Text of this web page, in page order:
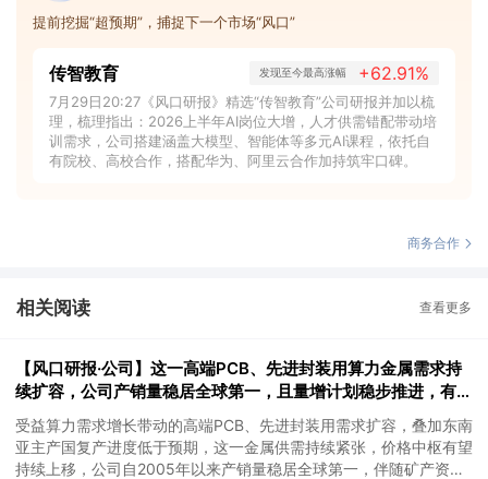
提前挖掘“超预期”，捕捉下一个市场“风口”
传智教育 发现至今最高涨幅 +62.91%
7月29日20:27《风口研报》精选“传智教育”公司研报并加以梳
理，梳理指出：2026上半年AI岗位大增，人才供需错配带动培
训需求，公司搭建涵盖大模型、智能体等多元AI课程，依托自
有院校、高校合作，搭配华为、阿里云合作加持筑牢口碑。
商务合作
相关阅读 查看更多
【风口研报·公司】这一高端PCB、先进封装用算力金属需求持
续扩容，公司产销量稳居全球第一，且量增计划稳步推进，有望
充分受益价格上行
受益算力需求增长带动的高端PCB、先进封装用需求扩容，叠加东南
亚主产国复产进度低于预期，这一金属供需持续紧张，价格中枢有望
持续上移，公司自2005年以来产销量稳居全球第一，伴随矿产资源